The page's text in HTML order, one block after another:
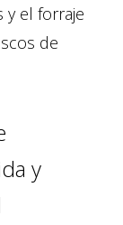
y el forraje
de
y